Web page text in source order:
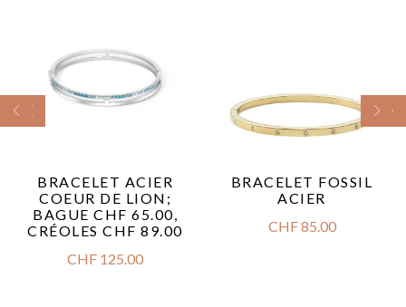
BRACELET ACIER
COEUR DE LION;
BAGUE CHF 65.00,
CRÉOLES CHF 89.00
CHF 125.00
BRACELET FOSSIL
ACIER
CHF85.00